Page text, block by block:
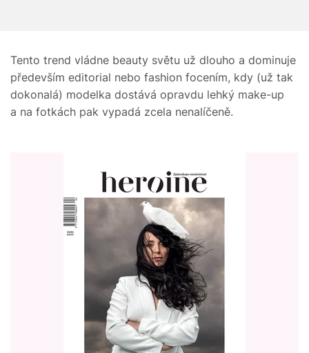
Tento trend vládne beauty světu už dlouho a dominuje
především editorial nebo fashion focením, kdy (už tak
dokonalá) modelka dostává opravdu lehký make-up
a na fotkách pak vypadá zcela nenalíčeně.